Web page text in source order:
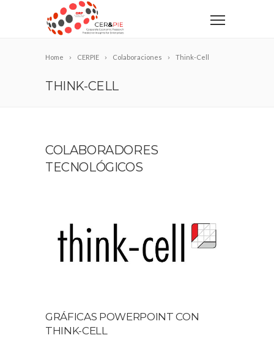
Home CERPIE Colaboraciones Think-Cell
THINK-CELL
COLABORADORES
TECNOLÓGICOS
GRÁFICAS POWERPOINT CON
THINK-CELL